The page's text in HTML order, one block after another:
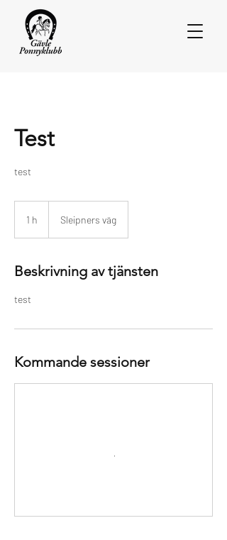
Test
test
1 h Sleipners väg
Beskrivning av tjänsten
test
Kommande sessioner